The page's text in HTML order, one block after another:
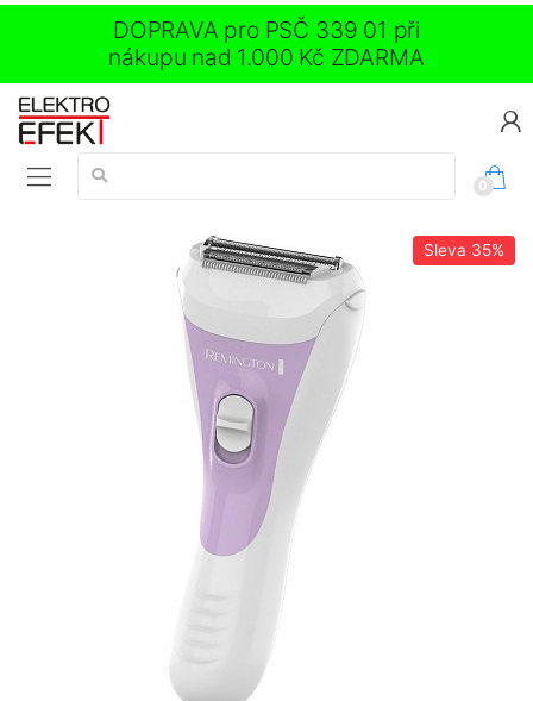
DOPRAVA pro PSČ 339 01 při
nákupu nad 1.000 Kč ZDARMA
Vyhledávání:
0
Sleva 35%